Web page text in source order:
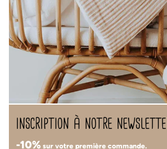
inscription à notre
-10% sur votre première commande.